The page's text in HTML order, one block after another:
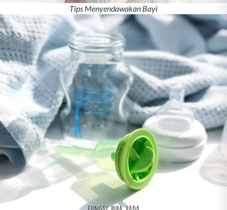
Tips Menyendawakan Bayi